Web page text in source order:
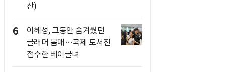
산)
6
이혜성, 그동안 숨겨뒀던
글래머 몸매…국제 도서전
접수한 베이글녀